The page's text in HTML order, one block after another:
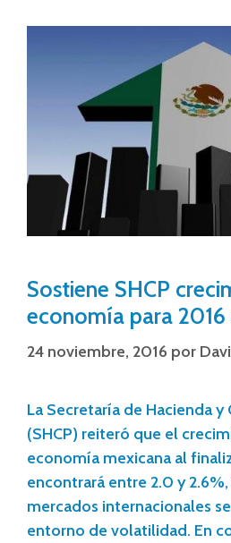
Sostiene SHCP
economía para 2016
24 noviembre, 2016 por
La Secretaría de Hacienda
(SHCP) reiteró que el
economía mexicana al
encontrará entre 2.0 y
mercados internacionales
entorno de volatilidad. En